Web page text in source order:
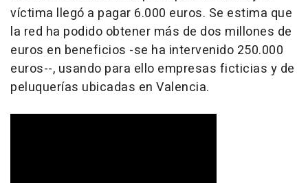
víctima llegó a pagar 6.000 euros. Se estima que
la red ha podido obtener más de dos millones de
euros en beneficios -se ha intervenido 250.000
euros--, usando para ello empresas ficticias y de
peluquerías ubicadas en Valencia.